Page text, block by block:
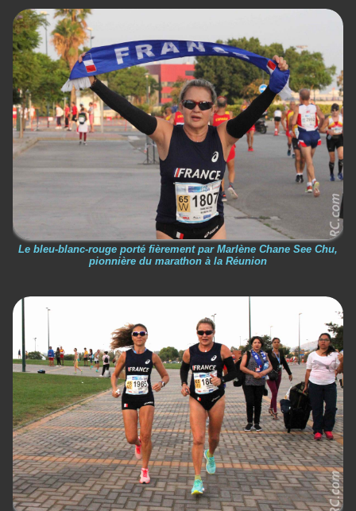
Le bleu-blanc-rouge porté fièrement par Marlène Chane See Chu,
pionnière du marathon à la Réunion